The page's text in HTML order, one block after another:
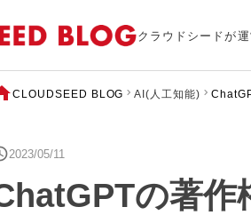
クラウドシードが
CLOUDSEED BLOG AI(人工知能)
2023/05/11
の著作